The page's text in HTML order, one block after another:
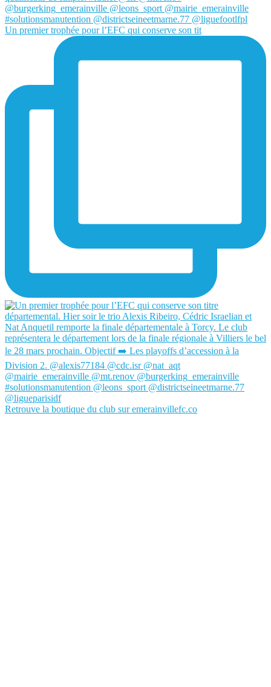
Un premier trophée pour l’EFC qui conserve son tit
Retrouve la boutique du club sur emerainvillefc.co